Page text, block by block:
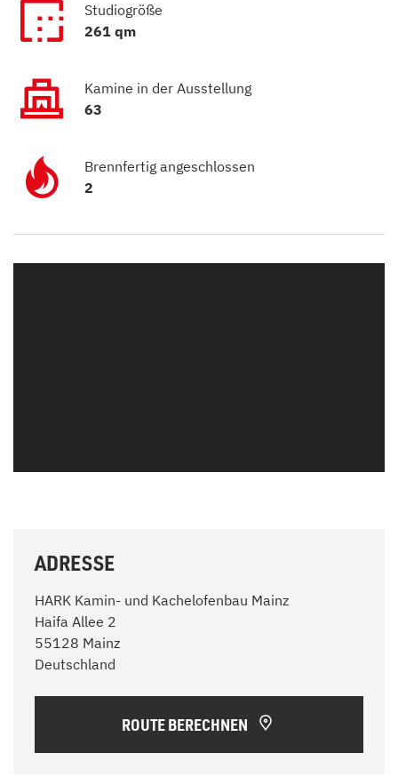
Studiogröße
261 qm
Kamine in der Ausstellung
63
Brennfertig angeschlossen
2
ADRESSE
HARK Kamin- und Kachelofenbau Mainz
Haifa Allee 2
55128 Mainz
Deutschland
ROUTE BERECHNEN